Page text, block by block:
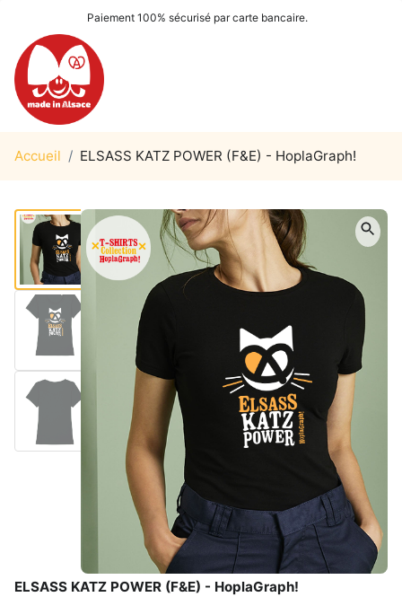
Paiement 100% sécurisé par carte bancaire.
Accueil / ELSASS KATZ POWER (F&E) - HoplaGraph!
ELSASS KATZ POWER (F&E) - HoplaGraph!